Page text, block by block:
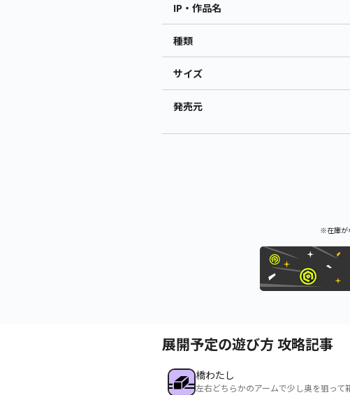
IP・作品名
種類
サイズ
発売元
※在庫が
展開予定の遊び方 攻略記事
橋わたし
左右どちらかのアームで少し奥を狙っ